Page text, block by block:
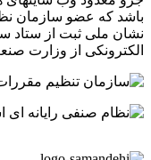
باشد که عضو سازمان
نشان ملی ثبت از ستاد
الکترونکی از وزارت